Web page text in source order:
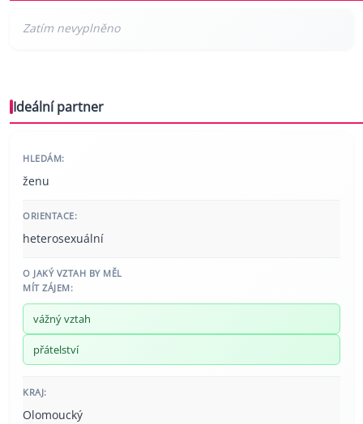
Ideální partner
HLEDÁM:
ženu
ORIENTACE:
heterosexuální
O JAKÝ VZTAH BY MĚL
MÍT ZÁJEM:
vážný vztah
přátelství
KRAJ:
Olomoucký